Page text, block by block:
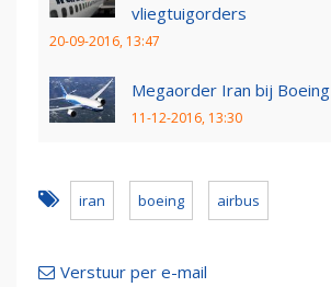
vliegtuigorders
20-09-2016, 13:47
Megaorder Iran bij Boeing
11-12-2016, 13:30
iran boeing airbus
Verstuur per e-mail